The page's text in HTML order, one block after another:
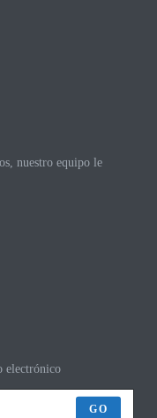
nuestro equipo le
electrónico
GO